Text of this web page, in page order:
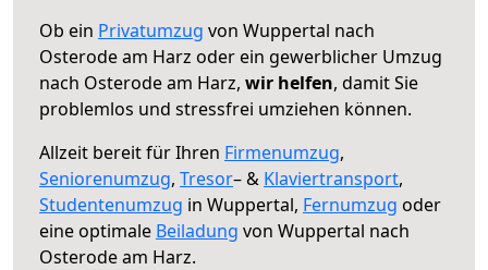
Ob ein Privatumzug von Wuppertal nach
Osterode am Harz oder ein gewerblicher Umzug
nach Osterode am Harz, wir helfen, damit Sie
problemlos und stressfrei umziehen können.
Allzeit bereit für Ihren Firmenumzug,
Seniorenumzug, Tresor– & Klaviertransport,
Studentenumzug in Wuppertal, Fernumzug oder
eine optimale Beiladung von Wuppertal nach
Osterode am Harz.